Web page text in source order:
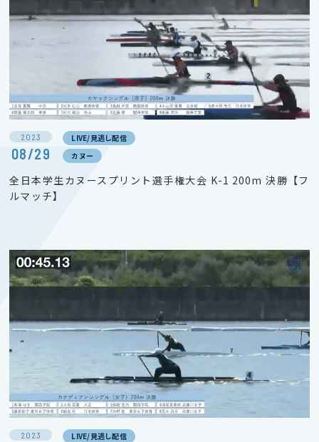
2023
08/29
LIVE/見逃し配信
カヌー
全日本学生カヌースプリント選手権大会 K-1 200m 決勝【フ
ルマッチ】
2023
LIVE/見逃し配信